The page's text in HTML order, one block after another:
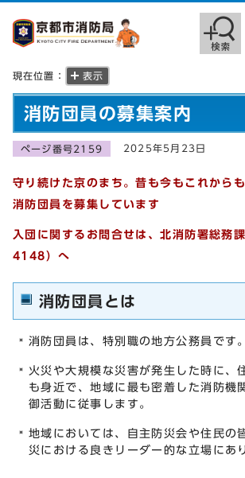
現在位置： 表示
消防団員の募集案内
ページ番号2159 2025年5月23日
守り続けた京のまち。昔も今もこれから
消防団員を募集しています
入団に関するお問合せは、北消防署総務
4148）へ
消防団員とは
消防団員は、特別職の地方公務員です。
火災や大規模な災害が発生した時に、
も身近で、地域に最も密着した消防機
御活動に従事します。
地域においては、自主防災会や住民の
災における良きリーダー的な立場にあ